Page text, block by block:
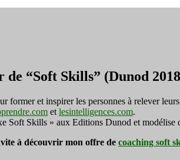
“Soft Skills” (Dunod
et inspirer les personnes à relever
et lesintelligences.com.
Soft Skills » aux Editions Dunod et
à découvrir mon offre de coaching soft